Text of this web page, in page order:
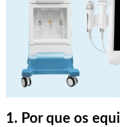
1. Por que os